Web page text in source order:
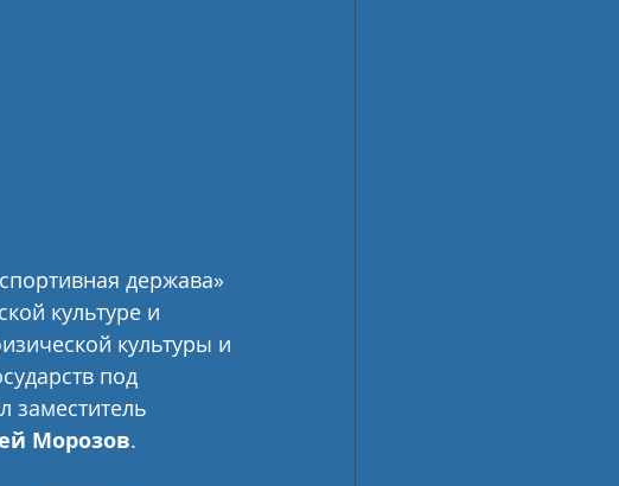
держава»
культуре и
культуры и
под
заместитель
Морозов.